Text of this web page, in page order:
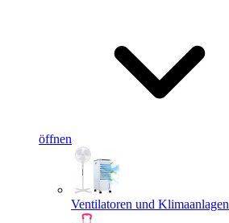
öffnen
Ventilatoren und Klimaanlagen